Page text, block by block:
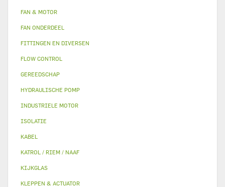
FAN & MOTOR
FAN ONDERDEEL
FITTINGEN EN DIVERSEN
FLOW CONTROL
GEREEDSCHAP
HYDRAULISCHE POMP
INDUSTRIELE MOTOR
ISOLATIE
KABEL
KATROL / RIEM / NAAF
KIJKGLAS
KLEPPEN & ACTUATOR